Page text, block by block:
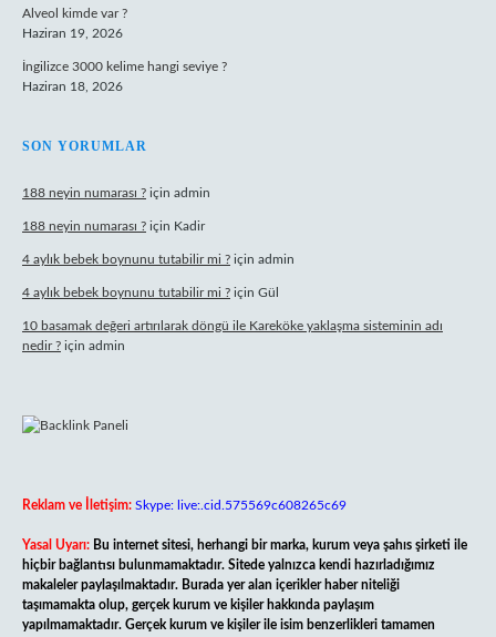
Alveol kimde var ?
Haziran 19, 2026
İngilizce 3000 kelime hangi seviye ?
Haziran 18, 2026
SON YORUMLAR
188 neyin numarası ? için admin
188 neyin numarası ? için Kadir
4 aylık bebek boynunu tutabilir mi ? için admin
4 aylık bebek boynunu tutabilir mi ? için Gül
10 basamak değeri artırılarak döngü ile Kareköke yaklaşma sisteminin adı
nedir ? için admin
Reklam ve İletişim: Skype: live:.cid.575569c608265c69
Yasal Uyarı: Bu internet sitesi, herhangi bir marka, kurum veya şahıs şirketi ile
hiçbir bağlantısı bulunmamaktadır. Sitede yalnızca kendi hazırladığımız
makaleler paylaşılmaktadır. Burada yer alan içerikler haber niteliği
taşımamakta olup, gerçek kurum ve kişiler hakkında paylaşım
yapılmamaktadır. Gerçek kurum ve kişiler ile isim benzerlikleri tamamen